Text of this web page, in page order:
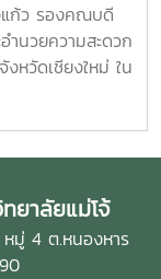
ก้ว รองคณบดี
นวยความสะดวก
หวัดเชียงใหม่ ใน
สมเด็จพระนาง
สเดียวกันนี้ได้รับ
อสถาพันธุ์ อดีต
วกับประวัติความ
ยาลัยแม่โจ้
มู่ 4 ต.หนองหาร